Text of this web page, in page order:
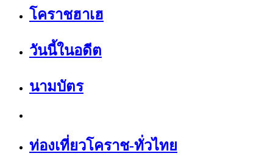
โคราชฮาเฮ
วันนี้ในอดีต
นามบัตร
ท่องเที่ยวโคราช-ทั่วไทย